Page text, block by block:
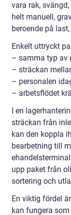
vara rak,
helt manuell,
beroende på
Enkelt uttryckt
– samma typ av
– sträckan
– personalen
– arbetsflödet
I en
sträckan från
kan den koppla
bearbetning till
upp paket från
sortering och
En viktig fördel
kan fungera